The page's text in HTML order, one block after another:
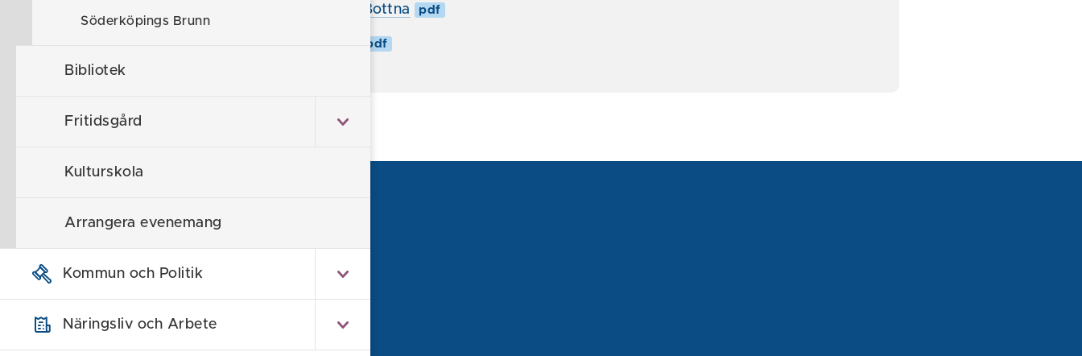
Söderköpings Brunn
Bibliotek
Fritidsgård
Kulturskola
Arrangera evenemang
Kommun och Politik
Näringsliv och Arbete
Sänkkärr och Bottna pdf
pdf